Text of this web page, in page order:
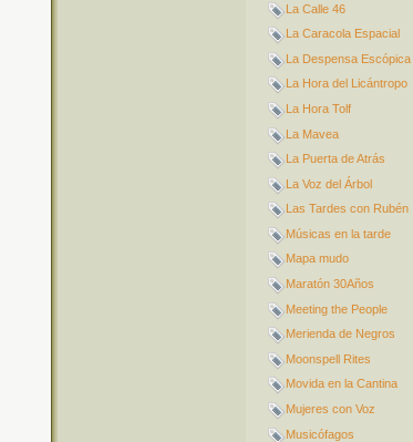
La Calle 46
La Caracola Espacial
La Despensa Escópica
La Hora del Licántropo
La Hora Tolf
La Mavea
La Puerta de Atrás
La Voz del Árbol
Las Tardes con Rubén
Músicas en la tarde
Mapa mudo
Maratón 30Años
Meeting the People
Merienda de Negros
Moonspell Rites
Movida en la Cantina
Mujeres con Voz
Musicófagos